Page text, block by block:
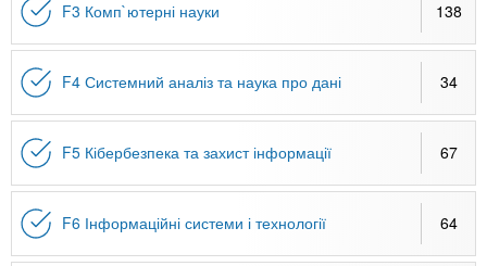
F3 Комп`ютерні науки 138
F4 Системний аналіз та наука про дані 34
F5 Кібербезпека та захист інформації 67
F6 Інформаційні системи і технології 64